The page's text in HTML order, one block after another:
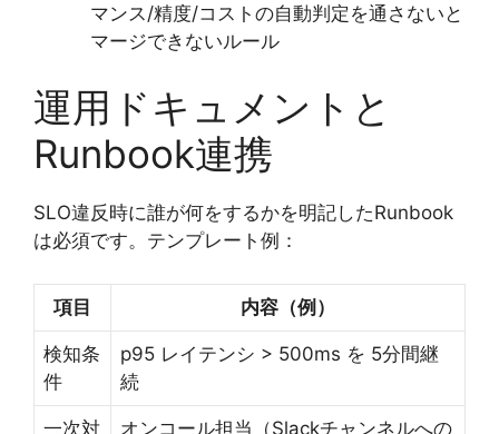
マンス/精度/コストの自動判定を通さないと
マージできないルール
運用ドキュメントと
Runbook連携
SLO違反時に誰が何をするかを明記したRunbook
は必須です。テンプレート例：
項目 内容（例）
検知条
件
p95 レイテンシ > 500ms を 5分間継
続
一次対 オンコール担当（Slackチャンネルへの